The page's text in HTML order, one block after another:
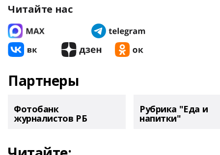
Читайте нас
Партнеры
Фотобанк
журналистов РБ
Рубрика "Еда и
напитки"